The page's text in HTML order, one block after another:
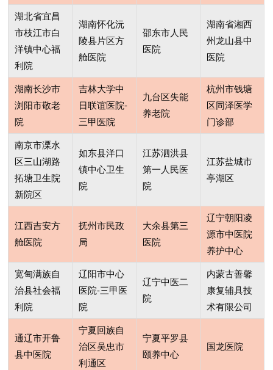
湖北省宜昌
市枝江市白
洋镇中心福
利院
湖南怀化沅
陵县片区方
舱医院
邵东市人民
医院
湖南省湘西
州龙山县中
医院
湖南长沙市
浏阳市敬老
院
吉林大学中
日联谊医院-
三甲医院
九台区失能
养老院
杭州市钱塘
区同泽医学
门诊部
南京市溧水
区三山湖路
拓塘卫生院
新院区
如东县洋口
镇中心卫生
院
江苏泗洪县
第一人民医
院
江苏盐城市
亭湖区
江西吉安方
舱医院
抚州市民政
局
大余县第三
医院
辽宁朝阳凌
源市中医院
养护中心
宽甸满族自
治县社会福
利院
辽阳市中心
医院-三甲医
院
辽宁中医二
院
内蒙古善馨
康复辅具技
术有限公司
通辽市开鲁
县中医院
宁夏回族自
治区吴忠市
利通区
宁夏平罗县
颐养中心
国龙医院